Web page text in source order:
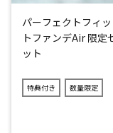
EMSを使い分けて
率良く刺激するこ
3種類のモード、
調に合わせた筋肉の
足裏をEMS で刺激
パーフェクトフィッ
トファンデAir 限定
ット
特典付き 数量限定